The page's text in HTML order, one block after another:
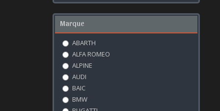
Marque
ABARTH
ALFA ROMEO
ALPINE
AUDI
BAIC
BMW